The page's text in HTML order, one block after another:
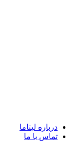
درباره لیتاما
تماس با ما